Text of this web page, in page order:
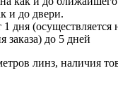
и до двери.
1 дня
заказа) до 5 дней
линз, наличия